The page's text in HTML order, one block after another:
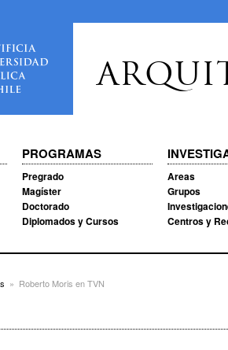
PROGRAMAS
Pregrado
Magíster
Doctorado
Diplomados y Cursos
Areas
Grupos
Centros y
Roberto Moris en TVN